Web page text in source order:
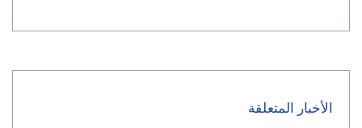
الأخبار المتعلقة